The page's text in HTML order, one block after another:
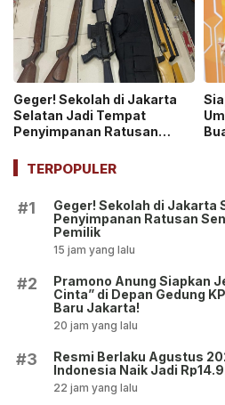
Geger! Sekolah di Jakarta
Selatan Jadi Tempat
Penyimpanan Ratusan
Pemilik
TERPOPULER
#1
Geger! Sekolah di Jakarta
Penyimpanan Ratusan
Pemilik
15 jam yang lalu
#2
Pramono Anung Siapkan
Cinta” di Depan Gedung
Baru Jakarta!
20 jam yang lalu
#3
Resmi Berlaku Agustus
Indonesia Naik Jadi
22 jam yang lalu